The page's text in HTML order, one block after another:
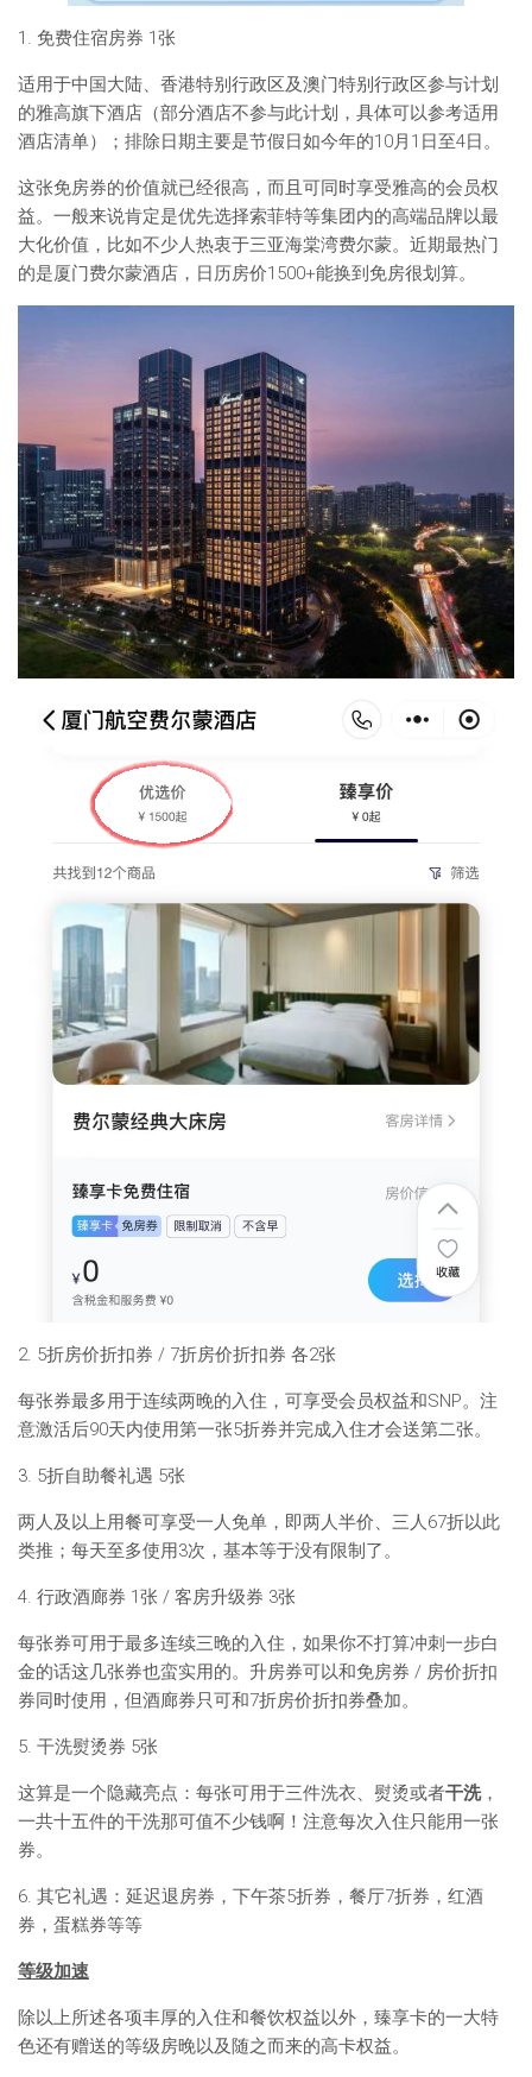
1. 免费住宿房券 1张
适用于中国大陆、香港特别行政区及澳门特别行政区参与计划
的雅高旗下酒店（部分酒店不参与此计划，具体可以参考适用
酒店清单）；排除日期主要是节假日如今年的10月1日至4日。
这张免房券的价值就已经很高，而且可同时享受雅高的会员权
益。一般来说肯定是优先选择索菲特等集团内的高端品牌以最
大化价值，比如不少人热衷于三亚海棠湾费尔蒙。近期最热门
的是厦门费尔蒙酒店，日历房价1500+能换到免房很划算。
2. 5折房价折扣券 / 7折房价折扣券 各2张
每张券最多用于连续两晚的入住，可享受会员权益和SNP。注
意激活后90天内使用第一张5折券并完成入住才会送第二张。
3. 5折自助餐礼遇 5张
两人及以上用餐可享受一人免单，即两人半价、三人67折以此
类推；每天至多使用3次，基本等于没有限制了。
4. 行政酒廊券 1张 / 客房升级券 3张
每张券可用于最多连续三晚的入住，如果你不打算冲刺一步白
金的话这几张券也蛮实用的。升房券可以和免房券 / 房价折扣
券同时使用，但酒廊券只可和7折房价折扣券叠加。
5. 干洗熨烫券 5张
这算是一个隐藏亮点：每张可用于三件洗衣、熨烫或者干洗，
一共十五件的干洗那可值不少钱啊！注意每次入住只能用一张
券。
6. 其它礼遇：延迟退房券，下午茶5折券，餐厅7折券，红酒
券，蛋糕券等等
等级加速
除以上所述各项丰厚的入住和餐饮权益以外，臻享卡的一大特
色还有赠送的等级房晚以及随之而来的高卡权益。